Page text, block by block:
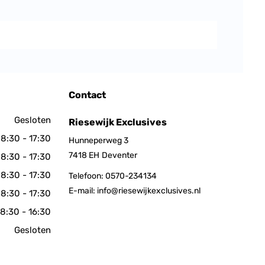
Gesloten
- 17:30
- 17:30
- 17:30
- 17:30
- 16:30
Gesloten
Contact
Riesewijk Exclusives
Hunneperweg 3
7418 EH Deventer
Telefoon: 0570-234134
E-mail: info@riesewijkexclusives.nl